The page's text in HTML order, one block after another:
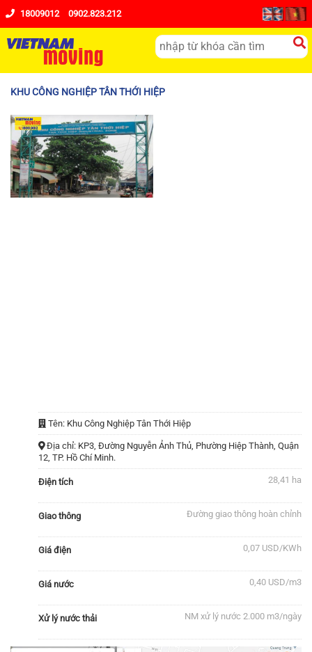
18009012 0902.823.212
KHU CÔNG NGHIỆP TÂN THỚI HIỆP
Tên: Khu Công Nghiệp Tân Thới Hiệp
Địa chỉ: KP3, Đường Nguyễn Ảnh Thủ, Phường Hiệp Thành, Quận
12, TP. Hồ Chí Minh.
Điện tích 28,41 ha
Giao thông Đường giao thông hoàn chỉnh
Giá điện 0,07 USD/KWh
Giá nước 0,40 USD/m3
Xử lý nước thải NM xử lý nước 2.000 m3/ngày